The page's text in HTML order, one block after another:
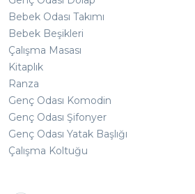
Bebek Odası Takımı
Bebek Beşikleri
Çalışma Masası
Kitaplık
Ranza
Genç Odası Komodin
Genç Odası Şifonyer
Genç Odası Yatak Başlığı
Çalışma Koltuğu